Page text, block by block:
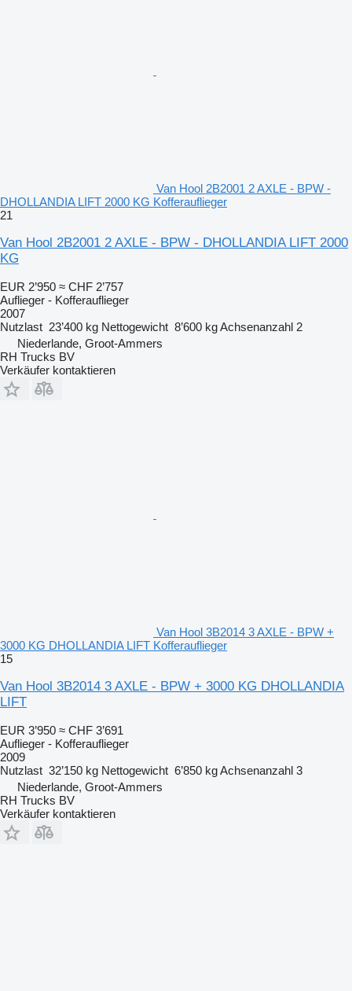
Van Hool 2B2001 2 AXLE - BPW -
DHOLLANDIA LIFT 2000 KG Kofferauflieger
21
Van Hool 2B2001 2 AXLE - BPW - DHOLLANDIA LIFT 2000
KG
EUR 2’950 ≈ CHF 2’757
Auflieger - Kofferauflieger
2007
Nutzlast 23’400 kg Nettogewicht 8’600 kgAchsenanzahl 2
Niederlande, Groot-Ammers
RH Trucks BV
Verkäufer kontaktieren
Van Hool 3B2014 3 AXLE - BPW +
3000 KG DHOLLANDIA LIFT Kofferauflieger
15
Van Hool 3B2014 3 AXLE - BPW + 3000 KG DHOLLANDIA
LIFT
EUR 3’950 ≈ CHF 3’691
Auflieger - Kofferauflieger
2009
Nutzlast 32’150 kg Nettogewicht 6’850 kgAchsenanzahl 3
Niederlande, Groot-Ammers
RH Trucks BV
Verkäufer kontaktieren